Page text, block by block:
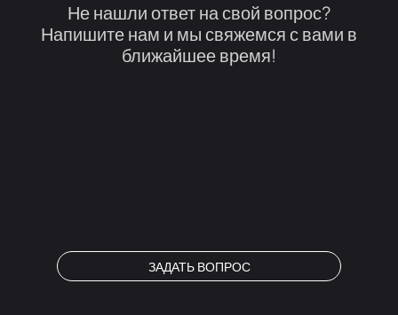
Не нашли ответ на свой вопрос?
Напишите нам и мы свяжемся с вами в
ближайшее время!
ЗАДАТЬ ВОПРОС